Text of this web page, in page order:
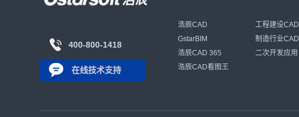
400-800-1418
在线技术支持
浩辰CAD
GstarBIM
浩辰CAD 365
浩辰CAD看图王
工程建设CAD
制造行业CAD
二次开发应用